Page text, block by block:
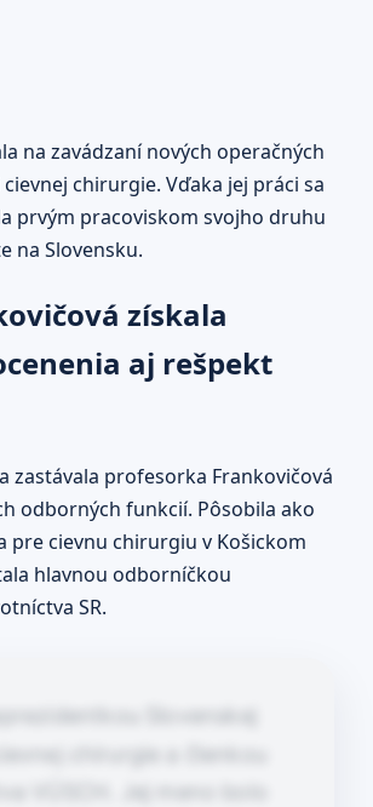
na zavádzaní nových operačných
chirurgie. Vďaka jej práci sa
prvým pracoviskom svojho druhu
na Slovensku.
získala
aj rešpekt
zastávala profesorka Frankovičová
odborných funkcií. Pôsobila ako
pre cievnu chirurgiu v Košickom
hlavnou odborníčkou
SR.